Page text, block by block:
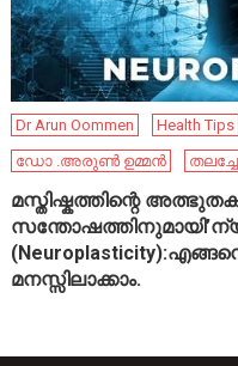
Dr Arun Oommen Health Tips
ഡോ .അരുൺ ഉമ്മൻ
മസ്തിഷ്കത്തിന്റെ
മനസ്സിലാക്കാം.